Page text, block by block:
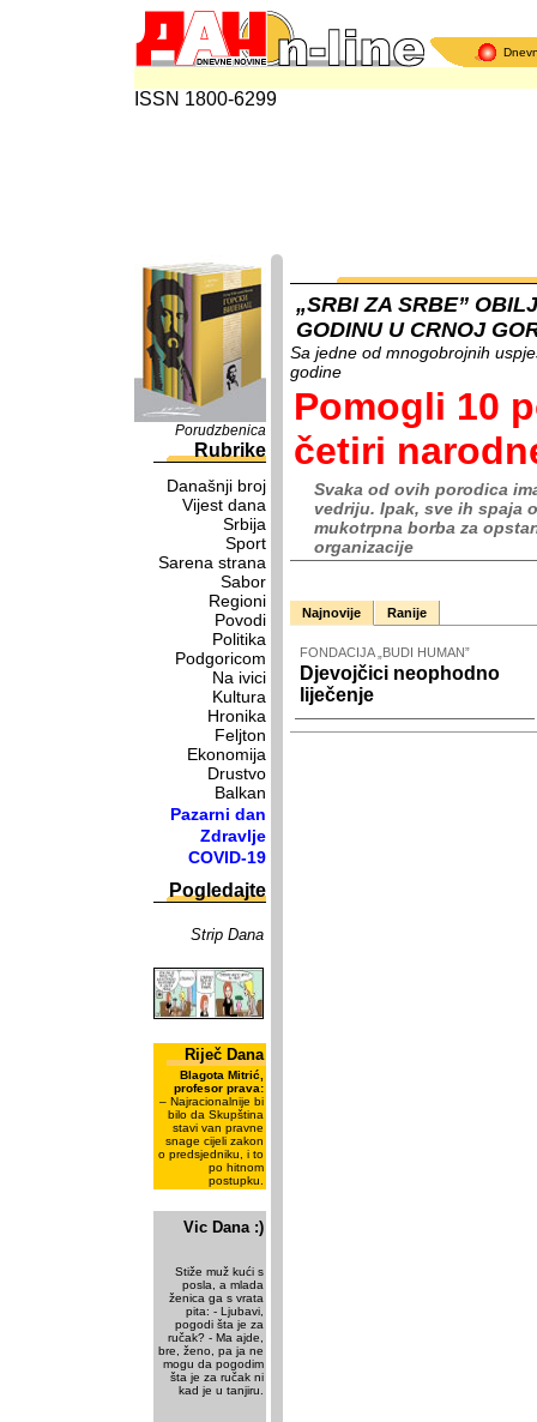
ISSN 1800-6299
Porudzbenica
Rubrike
Današnji broj
Vijest dana
Srbija
Sport
Sarena strana
Sabor
Regioni
Povodi
Politika
Podgoricom
Na ivici
Kultura
Hronika
Feljton
Ekonomija
Drustvo
Balkan
Pazarni dan
Zdravlje
COVID-19
Pogledajte
Strip Dana
Riječ Dana
Blagota Mitrić,
profesor prava:
– Najracionalnije bi
bilo da Skupština
stavi van pravne
snage cijeli zakon
o predsjedniku, i to
po hitnom
postupku.
Vic Dana :)
Stiže muž kući s
posla, a mlada
ženica ga s vrata
pita: - Ljubavi,
pogodi šta je za
ručak? - Ma ajde,
bre, ženo, pa ja ne
mogu da pogodim
šta je za ručak ni
kad je u tanjiru.
„SRBI ZA SRBE”
GODINU U CRNOJ
Sa jedne od mnogobrojnih
godine
Pomogli 10
četiri
Svaka od ovih porodica
vedriju. Ipak, sve ih spaja
mukotrpna borba za
organizacije
Najnovije Ranije
FONDACIJA „BUDI HUMAN”
Djevojčici neophodno
liječenje